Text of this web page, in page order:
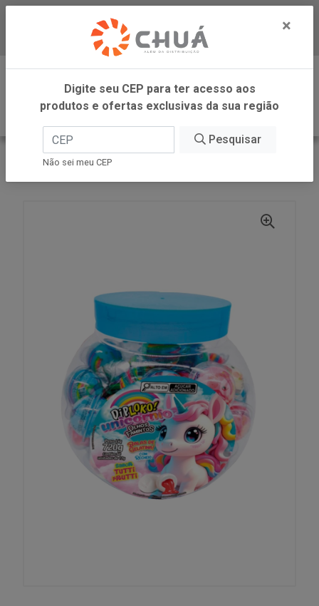
Baixe já nosso APP
0
INÍCIO
DANILLA FOODS
×
Digite seu CEP para ter acesso aos
produtos e ofertas exclusivas da sua região
Pesquisar
Não sei meu CEP